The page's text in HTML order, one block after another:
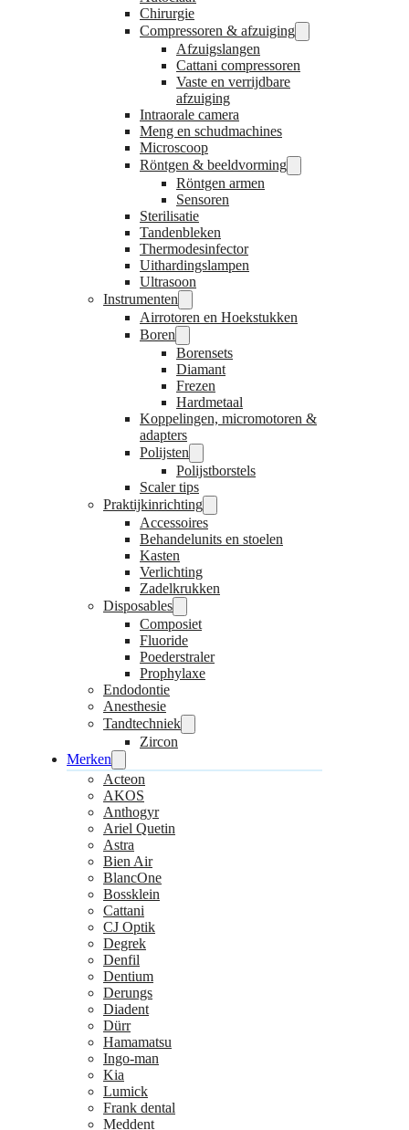
Chirurgie
Compressoren & afzuiging
Afzuigslangen
Cattani compressoren
Vaste en verrijdbare
afzuiging
Intraorale camera
Meng en schudmachines
Microscoop
Röntgen & beeldvorming
Röntgen armen
Sensoren
Sterilisatie
Tandenbleken
Thermodesinfector
Uithardingslampen
Ultrasoon
Instrumenten
Airrotoren en Hoekstukken
Boren
Borensets
Diamant
Frezen
Hardmetaal
Koppelingen, micromotoren &
adapters
Polijsten
Polijstborstels
Scaler tips
Praktijkinrichting
Accessoires
Behandelunits en stoelen
Kasten
Verlichting
Zadelkrukken
Disposables
Composiet
Fluoride
Poederstraler
Prophylaxe
Endodontie
Anesthesie
Tandtechniek
Zircon
Merken
Acteon
AKOS
Anthogyr
Ariel Quetin
Astra
Bien Air
BlancOne
Bossklein
Cattani
CJ Optik
Degrek
Denfil
Dentium
Derungs
Diadent
Dürr
Hamamatsu
Ingo-man
Kia
Lumick
Frank dental
Meddent